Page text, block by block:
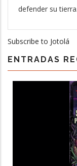
defender su
Subscribe to Jotolá
ENTRADAS